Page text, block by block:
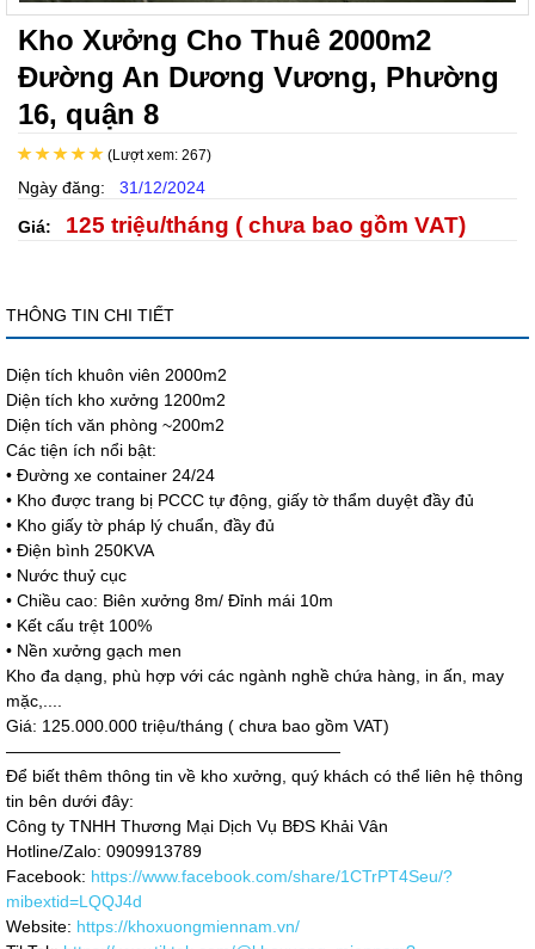
Kho Xưởng Cho Thuê 2000m2
Đường An Dương Vương, Phường
16, quận 8
(Lượt xem: 267)
Ngày đăng: 31/12/2024
Giá: 125 triệu/tháng ( chưa bao gồm VAT)
THÔNG TIN CHI TIẾT
Diện tích khuôn viên 2000m2
Diện tích kho xưởng 1200m2
Diện tích văn phòng ~200m2
Các tiện ích nổi bật:
• Đường xe container 24/24
• Kho được trang bị PCCC tự động, giấy tờ thẩm duyệt đầy đủ
• Kho giấy tờ pháp lý chuẩn, đầy đủ
• Điện bình 250KVA
• Nước thuỷ cục
• Chiều cao: Biên xưởng 8m/ Đỉnh mái 10m
• Kết cấu trệt 100%
• Nền xưởng gạch men
Kho đa dạng, phù hợp với các ngành nghề chứa hàng, in ấn, may
mặc,....
Giá: 125.000.000 triệu/tháng ( chưa bao gồm VAT)
————————————————————
Để biết thêm thông tin về kho xưởng, quý khách có thể liên hệ thông
tin bên dưới đây:
Công ty TNHH Thương Mại Dịch Vụ BĐS Khải Vân
Hotline/Zalo: 0909913789
Facebook: https://www.facebook.com/share/1CTrPT4Seu/?
mibextid=LQQJ4d
Website: https://khoxuongmiennam.vn/